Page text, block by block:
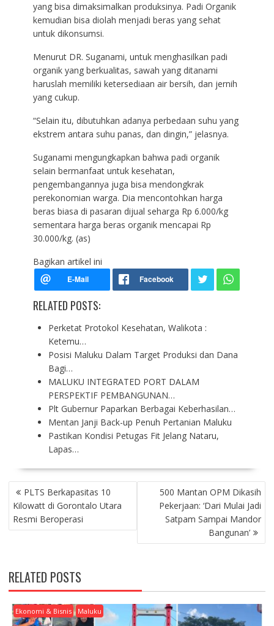
yang bisa dimaksimalkan produksinya. Padi Organik
kemudian bisa diolah menjadi beras yang sehat
untuk dikonsumsi.
Menurut DR. Suganami, untuk menghasilkan padi
organik yang berkualitas, sawah yang ditanami
haruslah memiliki ketersediaan air bersih, dan jernih
yang cukup.
“Selain itu, dibutuhkan adanya perbedaan suhu yang
ekstrem antara suhu panas, dan dingin,” jelasnya.
Suganami mengungkapkan bahwa padi organik
selain bermanfaat untuk kesehatan,
pengembangannya juga bisa mendongkrak
perekonomian warga. Dia mencontohkan harga
beras biasa di pasaran dijual seharga Rp 6.000/kg
sementara harga beras organik mencapai Rp
30.000/kg. (as)
Bagikan artikel ini
RELATED POSTS:
Perketat Protokol Kesehatan, Walikota :
Ketemu…
Posisi Maluku Dalam Target Produksi dan Dana
Bagi…
MALUKU INTEGRATED PORT DALAM
PERSPEKTIF PEMBANGUNAN…
Plt Gubernur Paparkan Berbagai Keberhasilan…
Mentan Janji Back-up Penuh Pertanian Maluku
Pastikan Kondisi Petugas Fit Jelang Nataru,
Lapas…
P
O
S
T
V
I
G
A
PLTS Berkapasitas 10
Kilowatt di Gorontalo Utara
Resmi Beroperasi
500 Mantan OPM Dikasih
Pekerjaan: ‘Dari Mulai Jadi
Satpam Sampai Mandor
Bangunan’
RELATED POSTS
Ekonomi & Bisnis Maluku